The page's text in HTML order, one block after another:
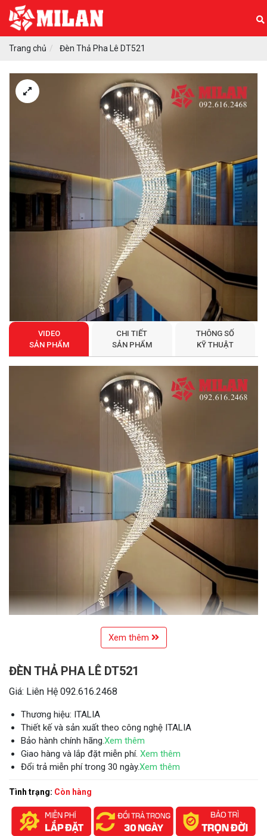
Trang chủ Đèn Thả Pha Lê DT521
VIDEO
SẢN PHẨM
CHI TIẾT
SẢN PHẨM
THÔNG SỐ
KỸ THUẬT
Xem thêm
ĐÈN THẢ PHA LÊ DT521
Giá: Liên Hệ 092.616.2468
Thương hiệu: ITALIA
Thiết kế và sản xuất theo công nghệ ITALIA
Bảo hành chính hãng.Xem thêm
Giao hàng và lắp đặt miễn phí. Xem thêm
Đổi trả miễn phí trong 30 ngày.Xem thêm
Tình trạng: Còn hàng